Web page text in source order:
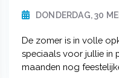
DONDERDAG, 30
De zomer is in volle
speciaals voor jullie in
maanden nog